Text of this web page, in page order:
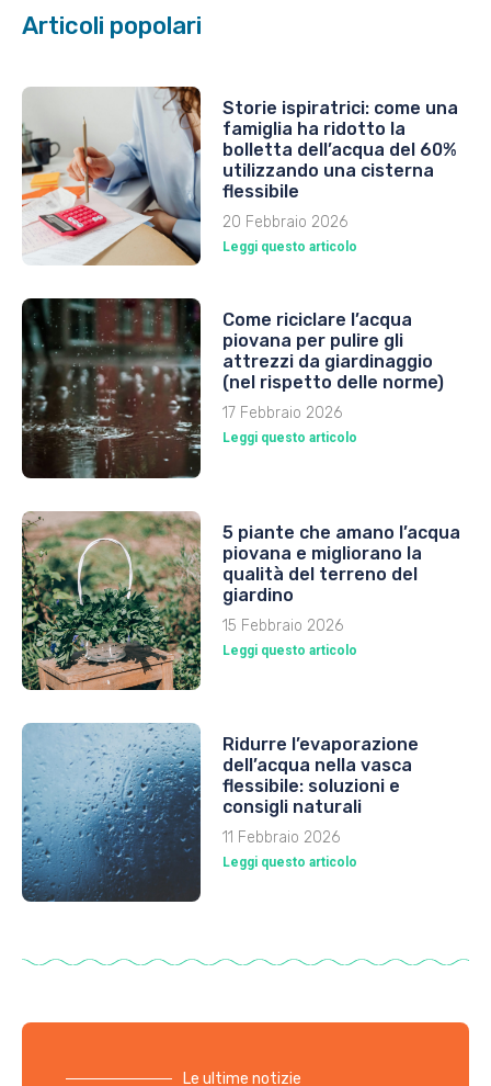
Articoli popolari
Storie ispiratrici: come una
famiglia ha ridotto la
bolletta dell’acqua del 60%
utilizzando una cisterna
flessibile
20 Febbraio 2026
Leggi questo articolo
Come riciclare l’acqua
piovana per pulire gli
attrezzi da giardinaggio
(nel rispetto delle norme)
17 Febbraio 2026
Leggi questo articolo
5 piante che amano l’acqua
piovana e migliorano la
qualità del terreno del
giardino
15 Febbraio 2026
Leggi questo articolo
Ridurre l’evaporazione
dell’acqua nella vasca
flessibile: soluzioni e
consigli naturali
11 Febbraio 2026
Leggi questo articolo
Le ultime notizie